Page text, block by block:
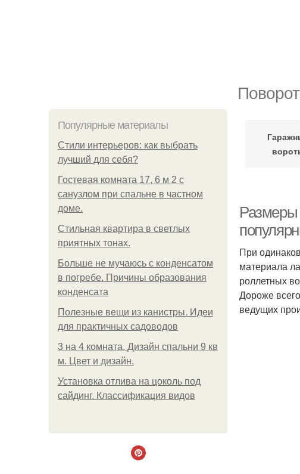
Популярные материалы
Стили интерьеров: как выбрать
лучший для себя?
Гостевая комната 17, 6 м 2 с
санузлом при спальне в частном
доме.
Стильная квартира в светлых
приятных тонах.
Больше не мучаюсь с конденсатом
в погребе. Причины образования
конденсата
Полезные вещи из канистры. Идеи
для практичных садоводов
3 на 4 комната. Дизайн спальни 9 кв
м. Цвет и дизайн.
Установка отлива на цоколь под
сайдинг. Классификация видов
Размеры
При
материала
роллетных
Дороже
ведущих